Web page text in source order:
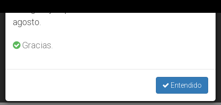
Mensaje del Sínodo: Que el mundo trate a África “con
OCT 23, 2009 00:00
agosto.
Gracias.
Entendido